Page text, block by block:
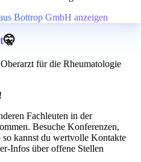
Bottrop GmbH anzeigen
🤫
für die Rheumatologie
Fachleuten in der
Besuche Konferenzen,
kannst du wertvolle Kontakte
Infos über offene Stellen